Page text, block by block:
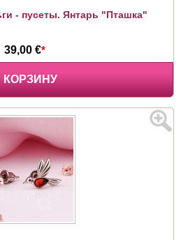
- пусеты. Янтарь "Пташка"
39,00 €*
КОРЗИНУ